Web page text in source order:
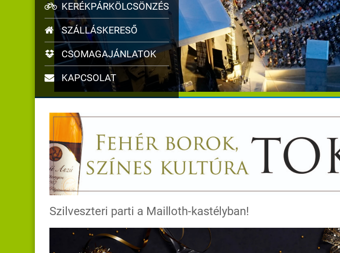
KERÉKPÁRKÖLCSÖNZÉS
SZÁLLÁSKERESŐ
CSOMAGAJÁNLATOK
KAPCSOLAT
Szilveszteri parti a Mailloth-kastélyban!